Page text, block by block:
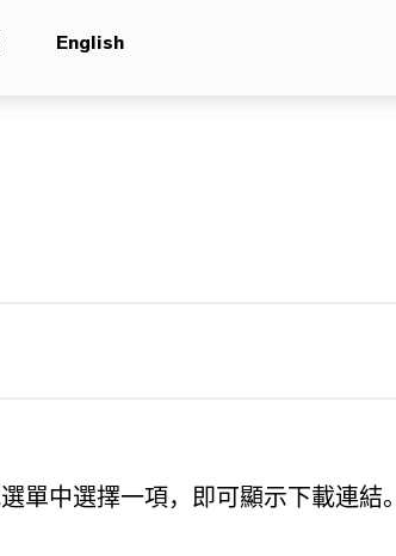
English
單中選擇一項，即可顯示下載連結。